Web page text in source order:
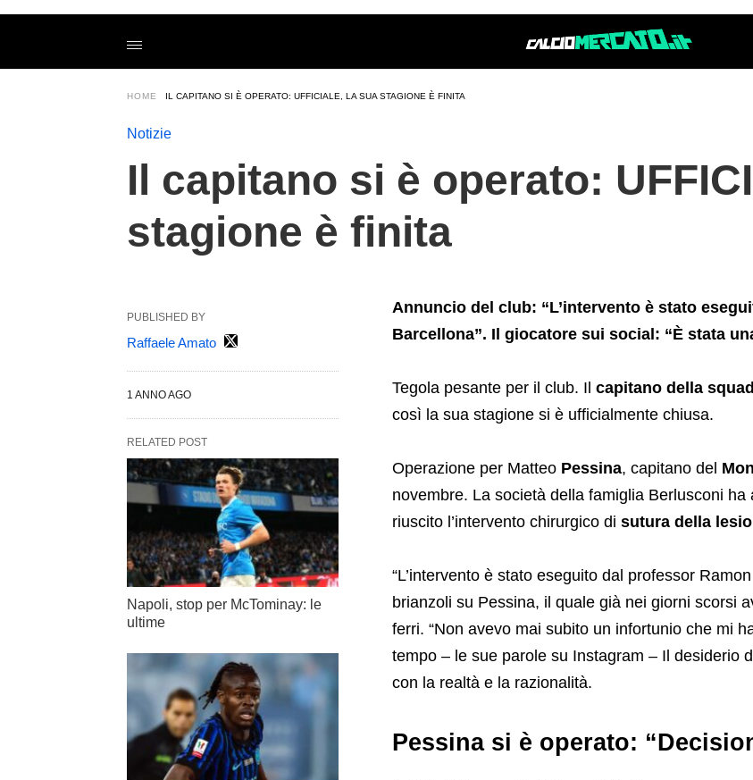
Il+capitano+si+%C3%A8+operato%3A+UFFICIALE%2C+la+sua+stagione+%C3%A8+finita
si-
HOME IL CAPITANO SI È OPERATO: UFFICIALE, LA SUA STAGIONE È FINITA
Notizie
Il capitano si è operato:
stagione è finita
Annuncio del club: “L’intervento è stato
Barcellona”. Il giocatore sui social: “È stata
Tegola pesante per il club. Il capitano della
così la sua stagione si è ufficialmente chiusa.
Operazione per Matteo Pessina, capitano del
novembre. La società della famiglia Berlusconi
riuscito l’intervento chirurgico di sutura della
“L’intervento è stato eseguito dal professor
brianzoli su Pessina, il quale già nei giorni scorsi
ferri. “Non avevo mai subito un infortunio che mi
tempo – le sue parole su Instagram – Il desiderio
con la realtà e la razionalità.
Pessina si è operato:
PUBLISHED BY
Raffaele Amato
1 ANNO AGO
RELATED POST
Napoli, stop per McTominay: le
ultime